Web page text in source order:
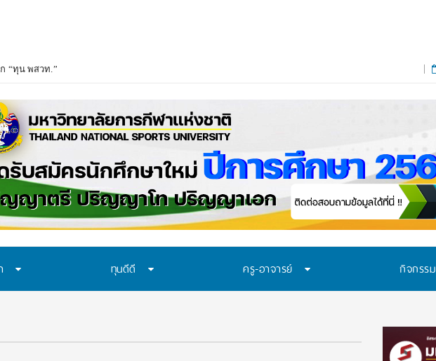
“ทุน พสวท.” และ “โครงการห้องเรียน พสวท.” ปีการศึกษา 2569 ชวน ม.3 ก้าวสู่เส้นทางนักวิทยาศาสตร์รุ่นใหม่
ทุนดีดี ครู-อาจารย์ กิจกรรม